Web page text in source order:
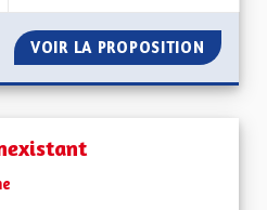
VOIR LA PROPOSITION